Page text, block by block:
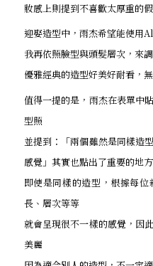
妝感上則提到不喜歡太厚重的
迎娶造型中，雨杰希望能使用
我再依照臉型與頭髮層次，來
優雅經典的造型好美好耐看，
值得一提的是，雨杰在表單中
型照
並提到：「兩個雖然是同樣造
感覺」其實也點出了重要的地方
即使是同樣的造型，根據每
長、層次等等
就會呈現很不一樣的感覺，因
美麗